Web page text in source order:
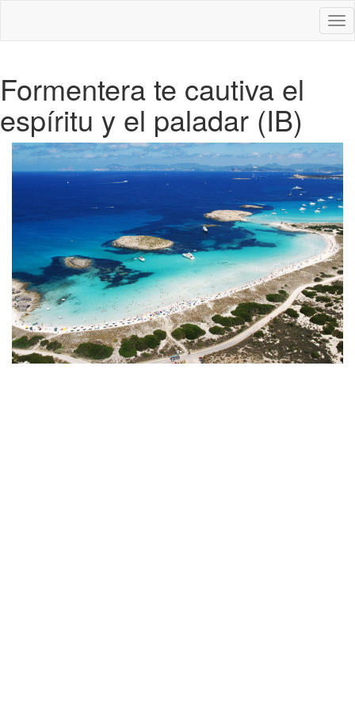
Formentera te cautiva el
espíritu y el paladar (IB)